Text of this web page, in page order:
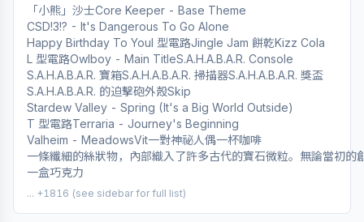
「小熊」沙士Core Keeper - Base Theme
CSD!3!? - It's Dangerous To Go Alone
Happy Birthday To YouI 型電路Jingle Jam 餅乾Kizz Cola
L 型電路Owlboy - Main TitleS.A.H.A.B.A.R. Console
S.A.H.A.B.A.R. 寶箱S.A.H.A.B.A.R. 掃描器S.A.H.A.B.A.R. 獎盃
S.A.H.A.B.A.R. 的迫擊砲外殼Skip
Stardew Valley - Spring (It's a Big World Outside)
T 型電路Terraria - Journey's Beginning
Valheim - MeadowsVit一對神祕人偶一杯咖啡
一條纖細的絲狀物，內部織入了許多古代的寶石微粒。無論當初
一盒巧克力
... +1816 (see sidebar for full list)